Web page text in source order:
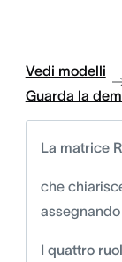
Vedi modelli
Guarda la
La matrice
che
I quattro